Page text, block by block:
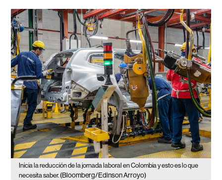
Inicia la reducción de la jornada laboral en Colombia y esto es lo que
necesita saber. (Bloomberg/Edinson Arroyo)